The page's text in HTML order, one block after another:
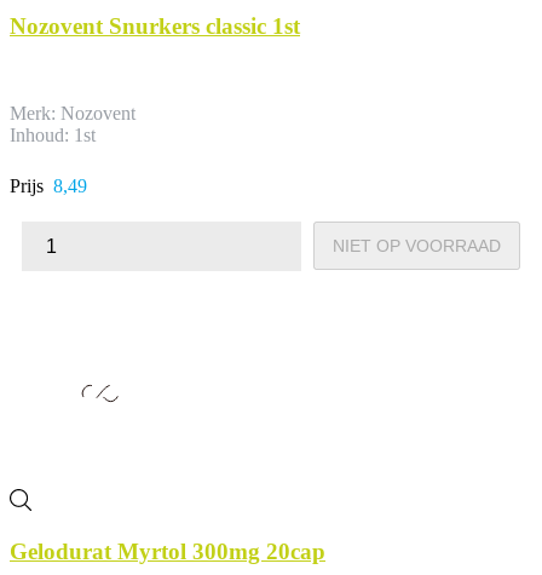
Nozovent Snurkers classic 1st
Merk: Nozovent
Inhoud: 1st
Prijs 8,49
NIET OP VOORRAAD
Gelodurat Myrtol 300mg 20cap